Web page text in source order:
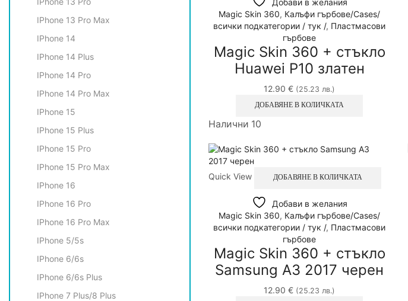
Добави в желания
Magic Skin 360, Калъфи гърбове/Cases/
всички подкатегории / тук /, Пластмасови
гърбове
Magic Skin 360 + стъкло
Huawei P10 златен
12.90 € (25.23 лв.)
ДОБАВЯНЕ В КОЛИЧКАТА
Налични 10
Quick View ДОБАВЯНЕ В КОЛИЧКАТА
Добави в желания
Magic Skin 360, Калъфи гърбове/Cases/
всички подкатегории / тук /, Пластмасови
гърбове
Magic Skin 360 + стъкло
Samsung A3 2017 черен
12.90 € (25.23 лв.)
IPhone 13 Pro Max
IPhone 14
IPhone 14 Plus
IPhone 14 Pro
IPhone 14 Pro Max
IPhone 15
IPhone 15 Plus
IPhone 15 Pro
IPhone 15 Pro Max
IPhone 16
IPhone 16 Pro
IPhone 16 Pro Max
IPhone 5/5s
IPhone 6/6s
IPhone 6/6s Plus
IPhone 7 Plus/8 Plus